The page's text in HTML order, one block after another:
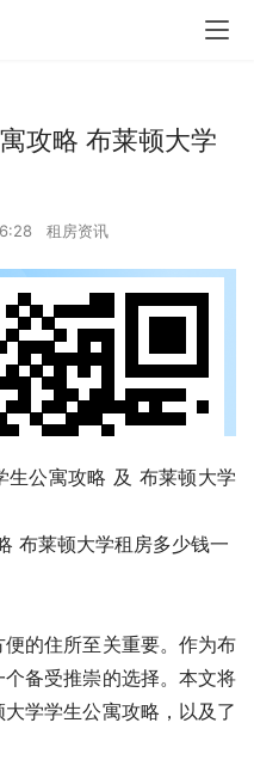
攻略 布莱顿大学
租房资讯
公寓攻略 及 布莱顿大学
的住所至关重要。作为布
备受推崇的选择。本文将
学学生公寓攻略，以及了